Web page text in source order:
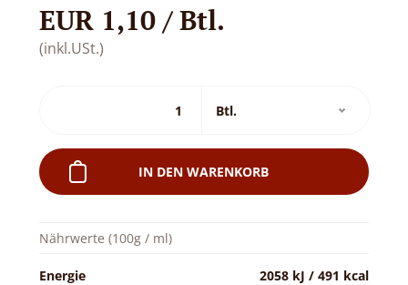
EUR 1,10 / Btl.
(inkl.USt.)
IN DEN WARENKORB
Nährwerte (100g / ml)
Energie 2058 kJ / 491 kcal